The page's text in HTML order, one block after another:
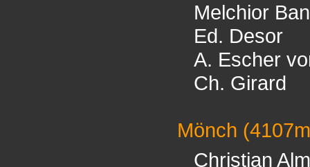
Melchior
Ed. Desor
A. Escher
Ch. Girard
Mönch
Christian